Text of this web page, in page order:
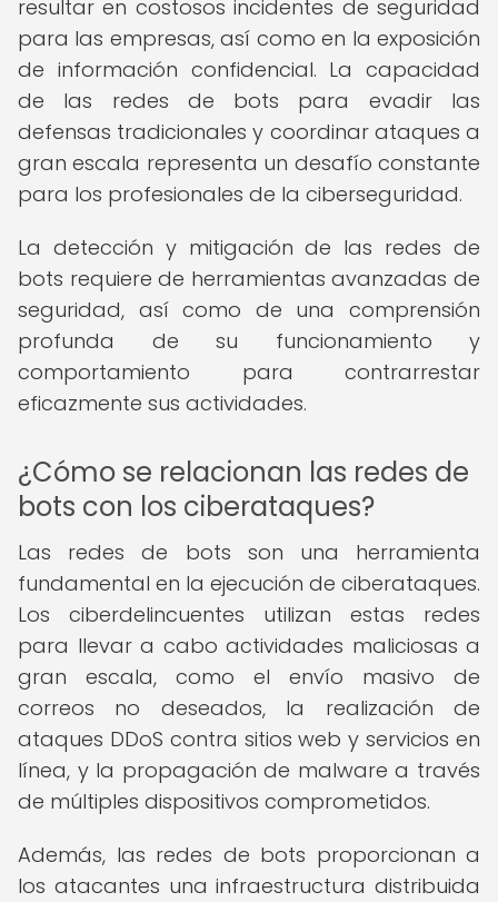
resultar en costosos incidentes de seguridad
para las empresas, así como en la exposición
de información confidencial. La capacidad
de las redes de bots para evadir las
defensas tradicionales y coordinar ataques a
gran escala representa un desafío constante
para los profesionales de la ciberseguridad.
La detección y mitigación de las redes de
bots requiere de herramientas avanzadas de
seguridad, así como de una comprensión
profunda de su funcionamiento y
comportamiento para contrarrestar
eficazmente sus actividades.
¿Cómo se relacionan las redes de
bots con los ciberataques?
Las redes de bots son una herramienta
fundamental en la ejecución de ciberataques.
Los ciberdelincuentes utilizan estas redes
para llevar a cabo actividades maliciosas a
gran escala, como el envío masivo de
correos no deseados, la realización de
ataques DDoS contra sitios web y servicios en
línea, y la propagación de malware a través
de múltiples dispositivos comprometidos.
Además, las redes de bots proporcionan a
los atacantes una infraestructura distribuida